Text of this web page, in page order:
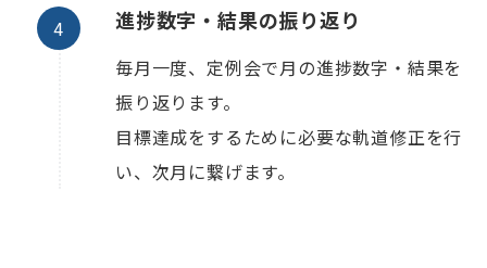
進捗数字・結果の振り返り
毎月一度、定例会で月の進捗数字・結果を
振り返ります。
目標達成をするために必要な軌道修正を行
い、次月に繋げます。